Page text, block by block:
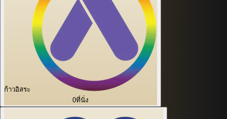
ก้าวอิสระ
0ที่นั่ง